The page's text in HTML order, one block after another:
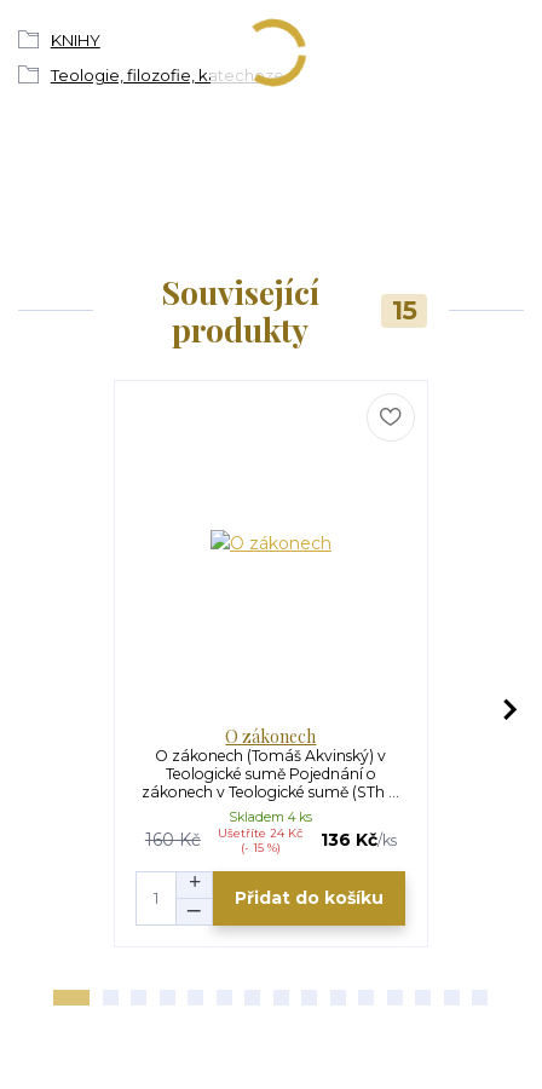
KNIHY
Teologie, filozofie, katecheze
Související
produkty
15
O zákonech
O zákonech (Tomáš Akvinský) v
Teologické sumě Pojednání o
zákonech v Teologické sumě (STh ...
160 Kč
Ušetříte 24 Kč
(- 15 %)
136 Kč/ks
Skladem 4 ks
Přidat do košíku